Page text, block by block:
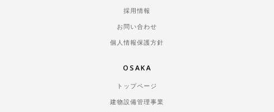
採用情報
お問い合わせ
個人情報保護方針
OSAKA
トップページ
建物設備管理事業